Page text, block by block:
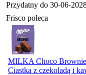
Przydatny do 30-06-
Frisco poleca
MILKA Choco Brownie
Ciastka z czekoladą i